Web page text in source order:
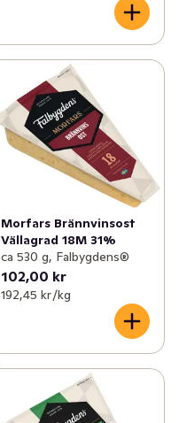
Morfars Brännvinsost
Vällagrad 18M 31%
ca 530 g, Falbygdens®
102,00 kr
192,45 kr /kg